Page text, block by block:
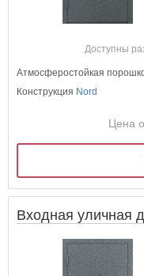
Доступны
Атмосферостойкая
Конструкция Nord
Цена
Входная уличная